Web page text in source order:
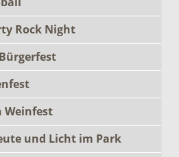
Rock Night
Weinfest
und Licht im Park